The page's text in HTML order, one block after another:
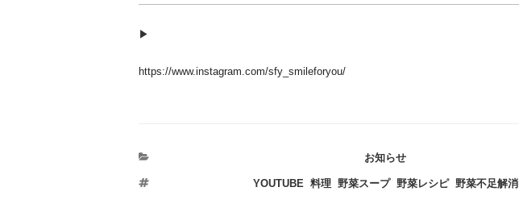
▶︎
https://www.instagram.com/sfy_smileforyou/
カ
ゴ
お知らせ
タ
YOUTUBE, 料理, 野菜スープ, 野菜レシピ, 野菜不足解消